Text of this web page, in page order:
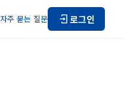
자주 묻는 질문 로그인